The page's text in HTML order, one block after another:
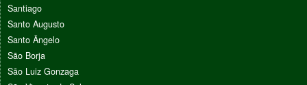
Santiago
Santo Augusto
Santo Ângelo
São Borja
São Luiz Gonzaga